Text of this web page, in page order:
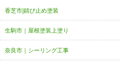
香芝市|錆び止め塗装
生駒市｜屋根塗装上塗り
奈良市｜シーリング工事